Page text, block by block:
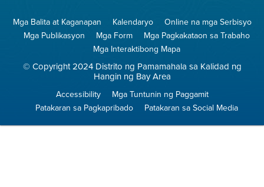
Mga Balita at Kaganapan Kalendaryo
Online na mga Serbisyo
Mga Publikasyon
Mga Form
Mga Pagkakataon sa Trabaho
Mga Interaktibong Mapa
© Copyright 2024 Distrito ng Pamamahala sa Kalidad ng
Hangin ng Bay Area
Accessibility
Mga Tuntunin ng Paggamit
Patakaran sa Pagkapribado
Patakaran sa Social Media